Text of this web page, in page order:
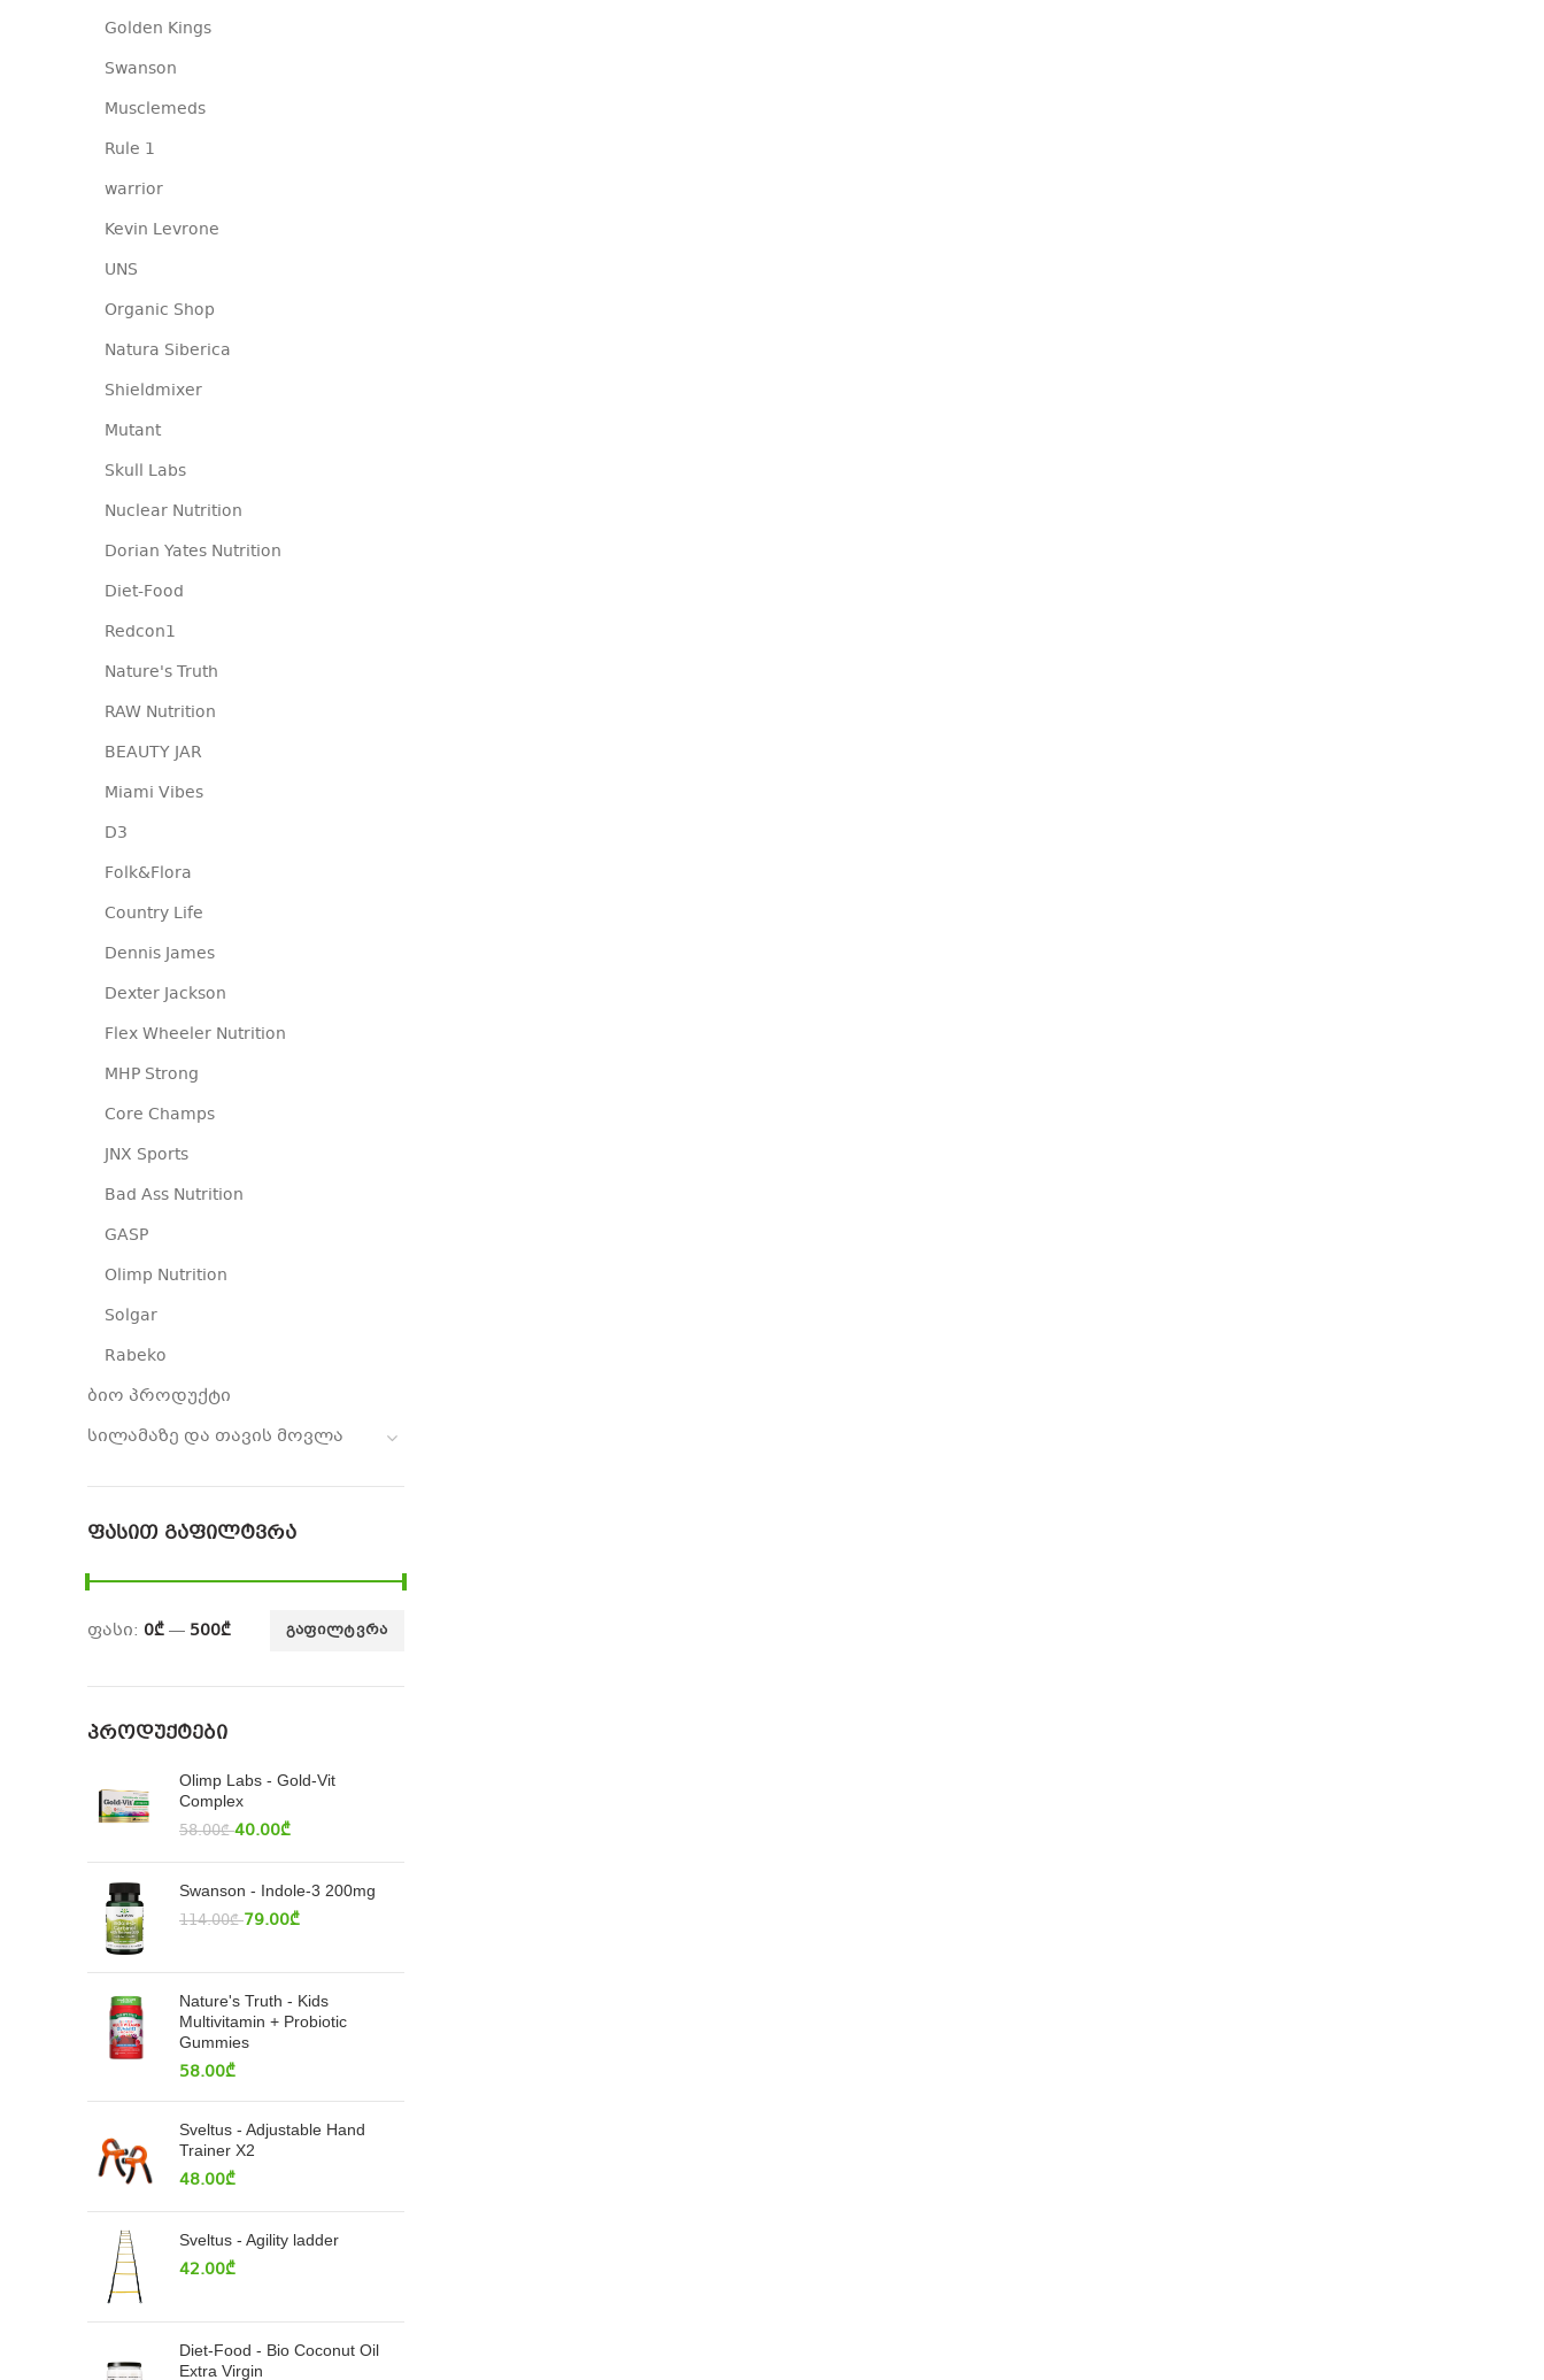
Golden Kings
Swanson
Musclemeds
Rule 1
warrior
Kevin Levrone
UNS
Organic Shop
Natura Siberica
Shieldmixer
Mutant
Skull Labs
Nuclear Nutrition
Dorian Yates Nutrition
Diet-Food
Redcon1
Nature's Truth
RAW Nutrition
BEAUTY JAR
Miami Vibes
D3
Folk&Flora
Country Life
Dennis James
Dexter Jackson
Flex Wheeler Nutrition
MHP Strong
Core Champs
JNX Sports
Bad Ass Nutrition
GASP
Olimp Nutrition
Solgar
Rabeko
ბიო პროდუქტი
სილამაზე და თავის მოვლა
ᲤᲐᲡᲘᲗ ᲒᲐᲤᲘᲚᲢᲕᲠᲐ
ᲒᲐᲤᲘᲚᲢᲕᲠᲐ
ფასი: 0₾— 500₾
ᲞᲠᲝᲓᲣᲥᲢᲔᲑᲘ
Olimp Labs - Gold-Vit
Complex
58.00₾ 40.00₾
Swanson - Indole-3 200mg
114.00₾ 79.00₾
Nature's Truth - Kids
Multivitamin + Probiotic
Gummies
58.00₾
Sveltus - Adjustable Hand
Trainer X2
48.00₾
Sveltus - Agility ladder
42.00₾
Diet-Food - Bio Coconut Oil
Extra Virgin